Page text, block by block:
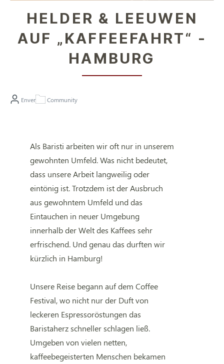
HELDER & LEEUWEN
AUF „KAFFEEFAHRT“ -
HAMBURG
Enver Community
Als Baristi arbeiten wir oft nur in unserem
gewohnten Umfeld. Was nicht bedeutet,
dass unsere Arbeit langweilig oder
eintönig ist. Trotzdem ist der Ausbruch
aus gewohntem Umfeld und das
Eintauchen in neuer Umgebung
innerhalb der Welt des Kaffees sehr
erfrischend. Und genau das durften wir
kürzlich in Hamburg!
Unsere Reise begann auf dem Coffee
Festival, wo nicht nur der Duft von
leckeren Espressoröstungen das
Baristaherz schneller schlagen ließ.
Umgeben von vielen netten,
kaffeebegeisterten Menschen bekamen